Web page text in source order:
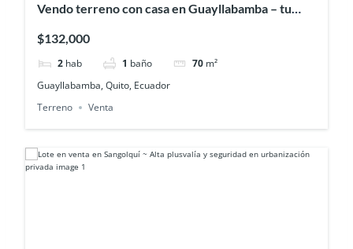
Vendo terreno con casa en Guayllabamba – tu
tranquilidad
$132,000
2 hab 1 baño 70 m²
Guayllabamba, Quito, Ecuador
Terreno
Venta